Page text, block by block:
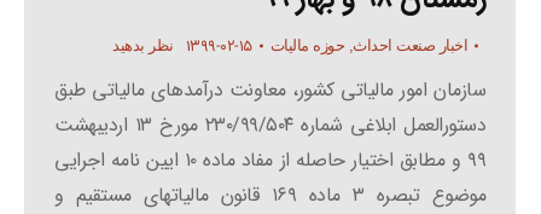
اخبار صنعت احداث, حوزه مالیات ۱۳۹۹-۰۲-۱۵ نظر بدهید
سازمان امور مالیاتی کشور، معاونت درآمدهای مالیاتی طبق
دستورالعمل ابلاغی شماره ۲۳۰/۹۹/۵۰۴ مورخ ۱۳ اردیبهشت
۹۹ و مطابق اختیار حاصله از مفاد ماده ۱۰ ایین نامه اجرایی
موضوع تبصره ۳ ماده ۱۶۹ قانون مالیاتهای مستقیم و